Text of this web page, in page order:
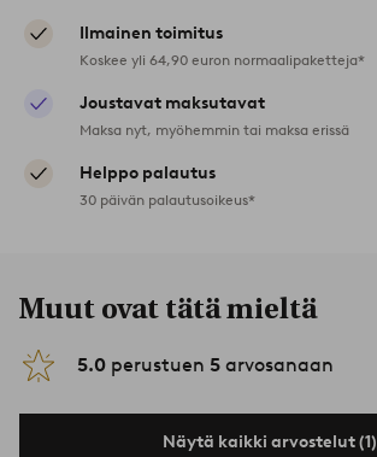
Ilmainen toimitus
Koskee yli 64,90 euron normaalipaketteja*
Joustavat maksutavat
Maksa nyt, myöhemmin tai maksa erissä
Helppo palautus
30 päivän palautusoikeus*
Muut ovat tätä mieltä
5.0 perustuen 5 arvosanaan
Näytä kaikki arvostelut (1)